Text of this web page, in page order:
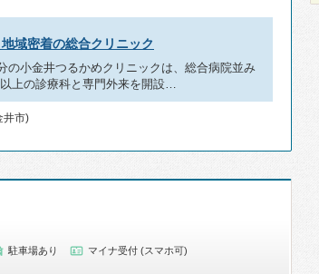
域密着の総合クリニック
の小金井つるかめクリニックは、総合病院並み
上の診療科と専門外来を開設…
井市)
駐車場あり
マイナ受付 (スマホ可)